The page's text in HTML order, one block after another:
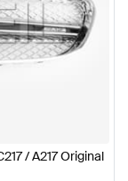
/ A217 Original